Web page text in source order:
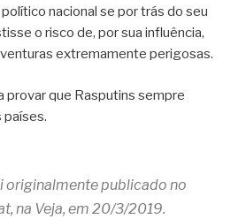
nacional se por trás do seu
o risco de, por sua influência,
extremamente perigosas.
provar que Rasputins sempre
países.
originalmente publicado no
na Veja, em 20/3/2019.